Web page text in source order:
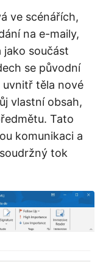
ve scénářích,
na e-maily,
jako součást
se původní
uvnitř těla nové
vlastní obsah,
Tato
komunikaci a
tok